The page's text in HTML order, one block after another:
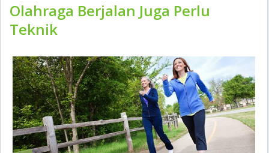
Olahraga Berjalan Juga Perlu
Teknik